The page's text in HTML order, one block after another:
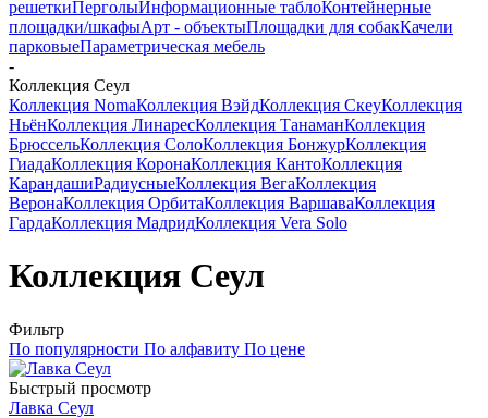
решеткиПерголыИнформационные таблоКонтейнерные
площадки/шкафыАрт - объектыПлощадки для собакКачели
парковыеПараметрическая мебель
-
Коллекция Сеул
Коллекция NomaКоллекция ВэйдКоллекция СкеуКоллекция
НьёнКоллекция ЛинаресКоллекция ТанаманКоллекция
БрюссельКоллекция СолоКоллекция БонжурКоллекция
ГиадаКоллекция КоронаКоллекция КантоКоллекция
КарандашиРадиусныеКоллекция ВегаКоллекция
ВеронаКоллекция ОрбитаКоллекция ВаршаваКоллекция
ГардаКоллекция МадридКоллекция Vera Solo
Коллекция Сеул
Фильтр
По популярности По алфавиту По цене
Быстрый просмотр
Лавка Сеул